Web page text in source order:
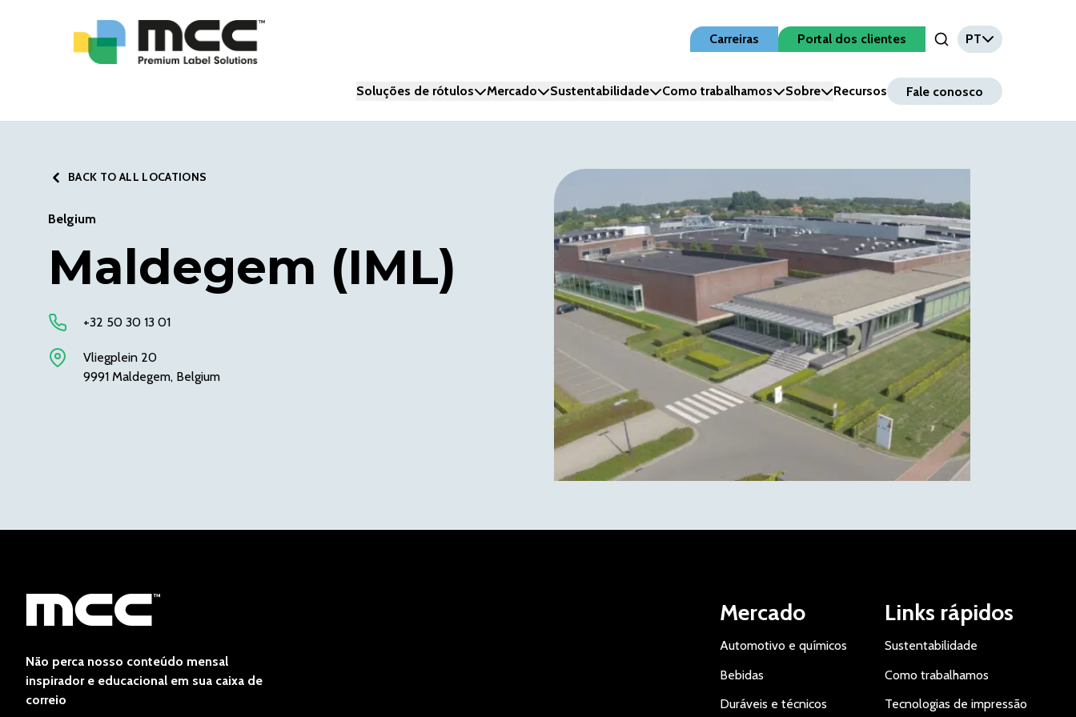
Carreiras
Portal dos clientes
Open Search Input
PT
Soluções de rótulos Mercado Sustentabilidade Como trabalhamos Sobre Recursos Fale conosco
BACK TO ALL LOCATIONS
Belgium
Maldegem (IML)
+32 50 30 13 01
Vliegplein 20
9991 Maldegem, Belgium
Não perca nosso conteúdo mensal
inspirador e educacional em sua caixa de
correio
Mercado
Automotivo e químicos
Bebidas
Duráveis e técnicos
Links rápidos
Sustentabilidade
Como trabalhamos
Tecnologias de impressão